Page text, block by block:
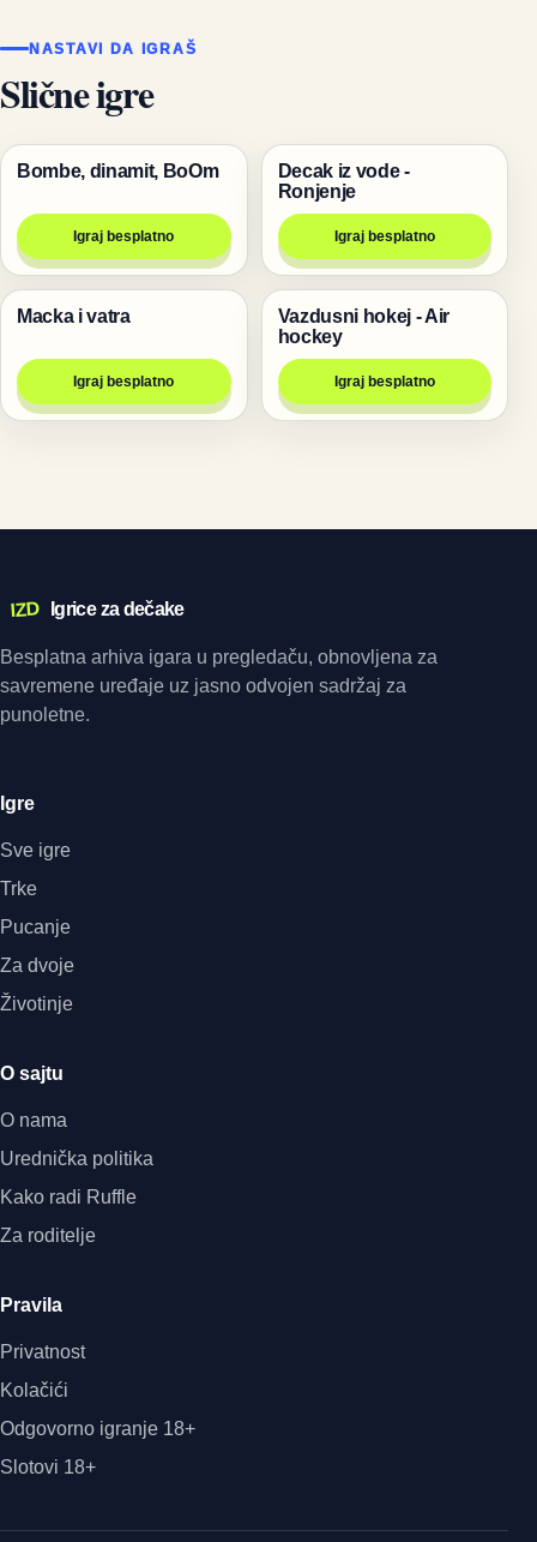
NASTAVI DA IGRAŠ
Slične igre
Pucanje
Bombe, dinamit, BoOm
Igraj besplatno
Igre
Decak iz vode -
Ronjenje
Igraj besplatno
Pucanje
Macka i vatra
Igraj besplatno
Igre za dvoje
Vazdusni hokej - Air
hockey
Igraj besplatno
IZD Igrice za dečake
Besplatna arhiva igara u pregledaču, obnovljena za
savremene uređaje uz jasno odvojen sadržaj za
punoletne.
Igre
Sve igre
Trke
Pucanje
Za dvoje
Životinje
O sajtu
O nama
Urednička politika
Kako radi Ruffle
Za roditelje
Pravila
Privatnost
Kolačići
Odgovorno igranje 18+
Slotovi 18+